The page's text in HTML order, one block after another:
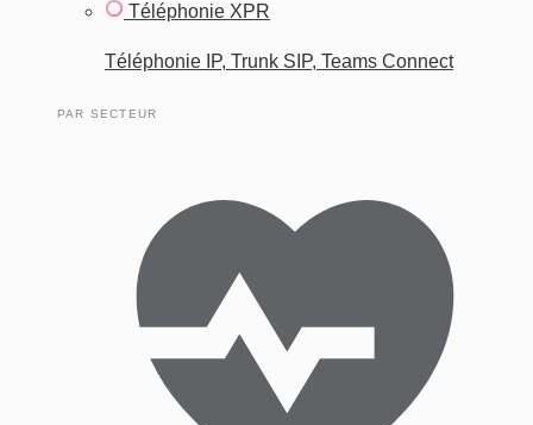
Téléphonie XPR
Téléphonie IP, Trunk SIP, Teams Connect
PAR SECTEUR